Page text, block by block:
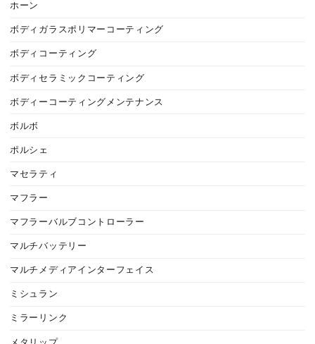
ホーン
ボディガラスポリマーコーティング
ボディコーティング
ボディセラミックコーティング
ボディーコーティングメンテナンス
ボルボ
ポルシェ
マセラティ
マフラー
マフラーバルブコントローラー
マルチバッテリー
マルチメディアインターフェイス
ミシュラン
ミラーリンク